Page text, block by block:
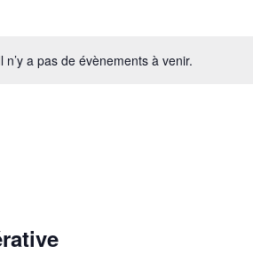
n’y a pas de évènements à venir.